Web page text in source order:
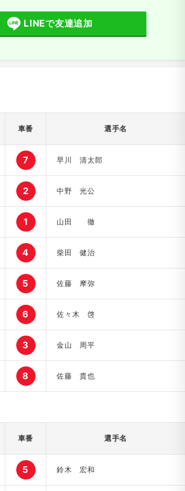
LINEで友達追加
車番 選手名
7 早川 清太郎
2 中野 光公
1 山田 徹
4 柴田 健治
5 佐藤 摩弥
6 佐々木 啓
3 金山 周平
8 佐藤 貴也
車番 選手名
5 鈴木 宏和